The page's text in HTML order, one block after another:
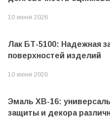
10 июня 2026
Лак БТ-5100: Надежная
поверхностей изделий
10 июня 2026
Эмаль ХВ-16:
защиты и декора